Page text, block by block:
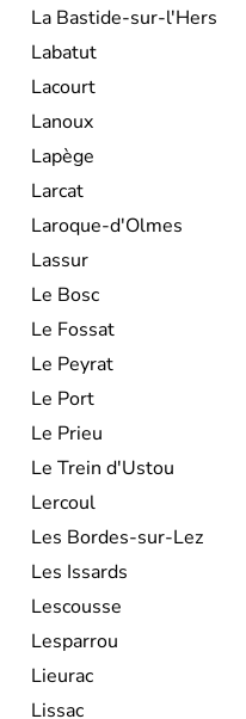
La Bastide-sur-l'Hers
Labatut
Lacourt
Lanoux
Lapège
Larcat
Laroque-d'Olmes
Lassur
Le Bosc
Le Fossat
Le Peyrat
Le Port
Le Prieu
Le Trein d'Ustou
Lercoul
Les Bordes-sur-Lez
Les Issards
Lescousse
Lesparrou
Lieurac
Lissac